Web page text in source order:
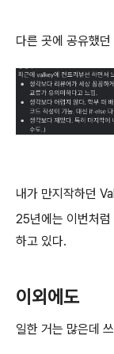
다른 곳에 공유했
내가 만지작하던
25년에는 이번처
하고 있다.
이외에도
일한 거는 많은데